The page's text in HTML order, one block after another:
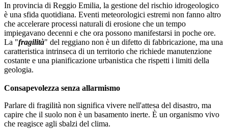
In provincia di Reggio Emilia, la gestione del rischio idrogeologico
è una sfida quotidiana. Eventi meteorologici estremi non fanno altro
che accelerare processi naturali di erosione che un tempo
impiegavano decenni e che ora possono manifestarsi in poche ore.
La "fragilità" del reggiano non è un difetto di fabbricazione, ma una
caratteristica intrinseca di un territorio che richiede manutenzione
costante e una pianificazione urbanistica che rispetti i limiti della
geologia.
Consapevolezza senza allarmismo
Parlare di fragilità non significa vivere nell'attesa del disastro, ma
capire che il suolo non è un basamento inerte. È un organismo vivo
che reagisce agli sbalzi del clima.